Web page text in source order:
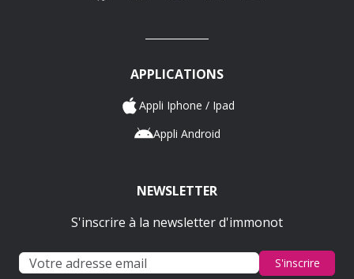
APPLICATIONS
Appli Iphone / Ipad
Appli Android
NEWSLETTER
S'inscrire à la newsletter d'immonot
S'inscrire